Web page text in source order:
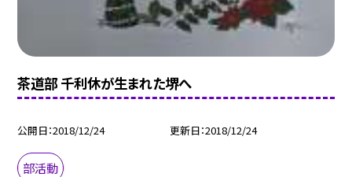
茶道部 千利休が生まれた堺へ
公開日 2018/12/24 更新日 2018/12/24
部活動